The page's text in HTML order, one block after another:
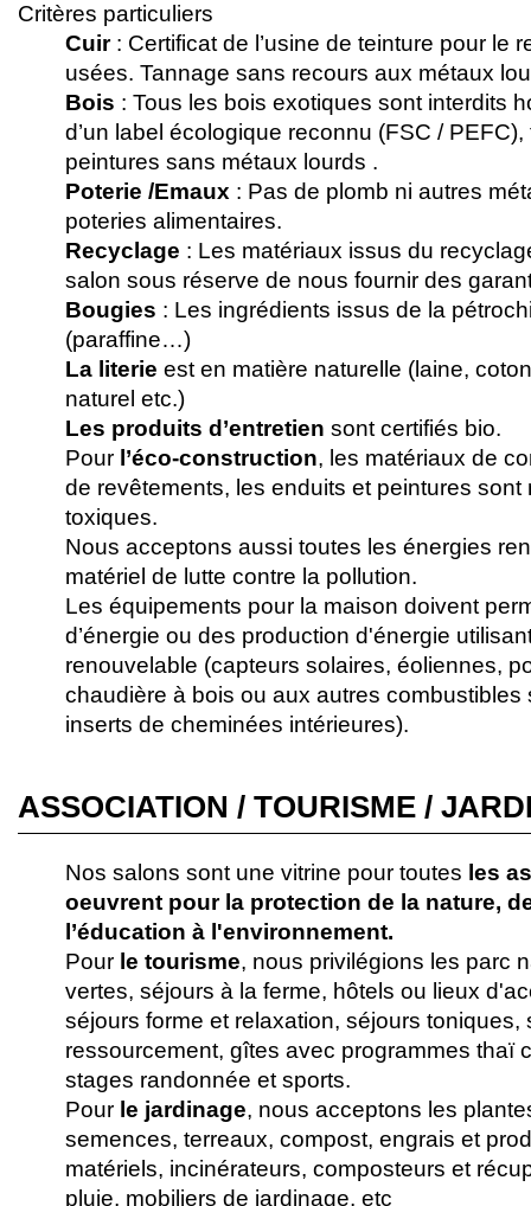
Critères particuliers
Cuir: Certificat de l’usine de teinture pour le
usées. Tannage sans recours aux métaux
Bois : Tous les bois exotiques sont interdits
d’un label écologique reconnu (FSC /
peintures sans métaux lourds .
Poterie /Emaux : Pas de plomb ni autres
poteries alimentaires.
Recyclage : Les matériaux issus du
salon sous réserve de nous fournir des
Bougies : Les ingrédients issus de la
(paraffine…)
La literie est en matière naturelle (laine,
naturel etc.)
Les produits d’entretien sont certifiés bio.
Pour l’éco-construction, les matériaux de
de revêtements, les enduits et peintures sont
toxiques.
Nous acceptons aussi toutes les énergies
matériel de lutte contre la pollution.
Les équipements pour la maison doivent
d’énergie ou des production d'énergie
renouvelable (capteurs solaires, éoliennes,
chaudière à bois ou aux autres combustibles
inserts de cheminées intérieures).
ASSOCIATION / TOURISME /
Nos salons sont une vitrine pour toutes les
oeuvrent pour la protection de la nature,
l’éducation à l'environnement.
Pour le tourisme, nous privilégions les parc
vertes, séjours à la ferme, hôtels ou lieux
séjours forme et relaxation, séjours toniques,
ressourcement, gîtes avec programmes thaï
stages randonnée et sports.
Pour le jardinage, nous acceptons les
semences, terreaux, compost, engrais et
matériels, incinérateurs, composteurs et
pluie, mobiliers de jardinage, etc